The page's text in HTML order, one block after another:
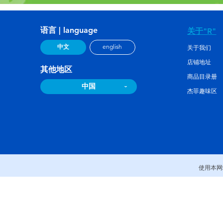
语言 | language
中文 english
其他地区
中国
关于"R"
关于我们
店铺地址
商品目录册
杰菲趣味区
使用本